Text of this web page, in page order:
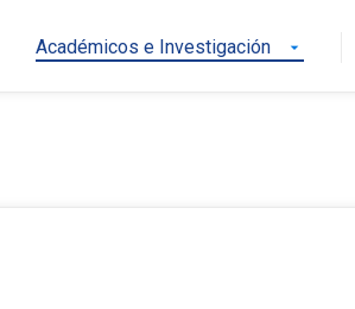
Académicos e Investigación arrow_drop_down